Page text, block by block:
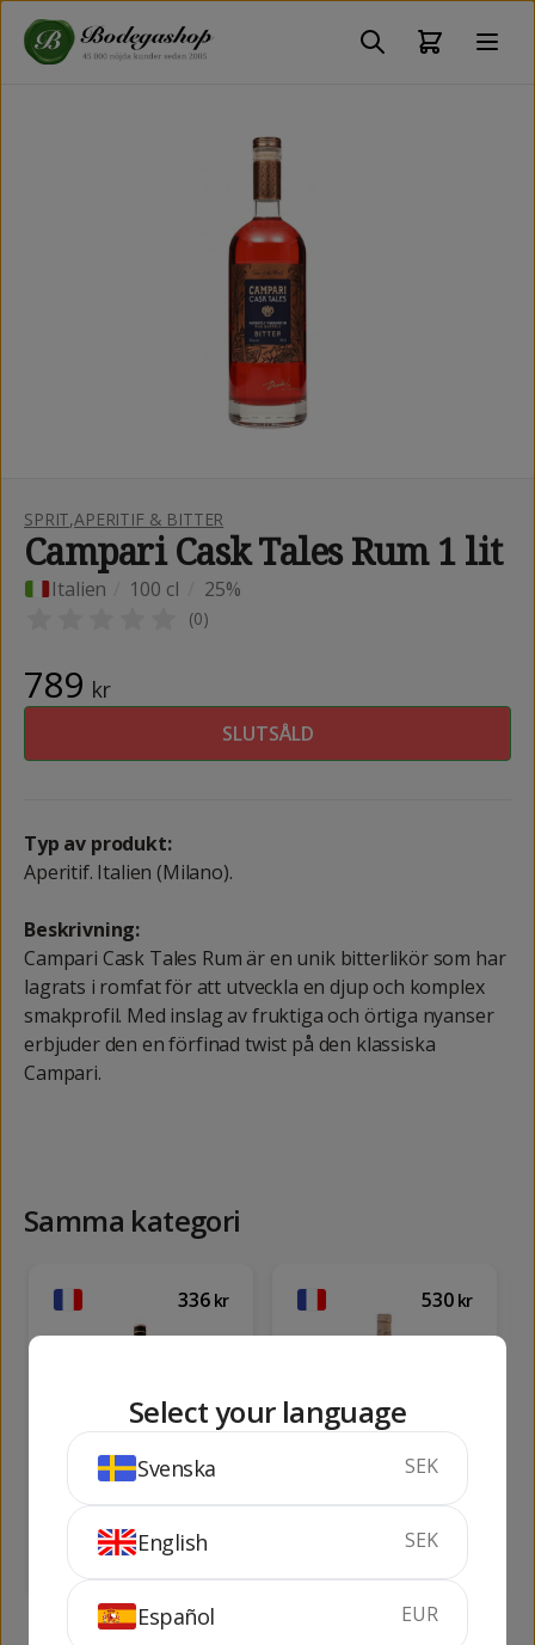
SPRIT,APERITIF & BITTER
Campari Cask Tales Rum 1 lit
Italien 100 cl 25%
(0)
789 kr
SLUTSÅLD
Typ av produkt:
Aperitif. Italien (Milano).
Beskrivning:
Campari Cask Tales Rum är en unik bitterlikör som har
lagrats i romfat för att utveckla en djup och komplex
smakprofil. Med inslag av fruktiga och örtiga nyanser
erbjuder den en förfinad twist på den klassiska
Campari.
Samma kategori
336 kr
Cherry Rocher
70 cl 65%
530 kr
Absinthe Pernod
70 cl 68%
Select your language
Svenska SEK
English SEK
Español EUR